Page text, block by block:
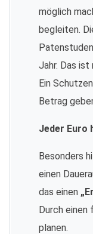
möglich
begleiten.
Jahr. Das ist
Ein
Betrag
Jeder Euro
Besonders
einen
das einen
Durch einen
planen.